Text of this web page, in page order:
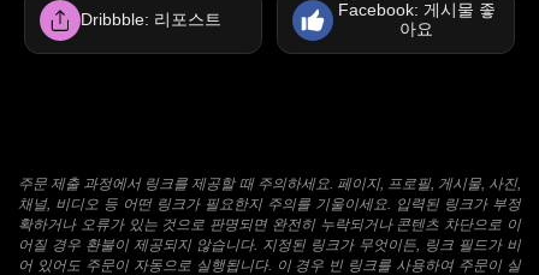
Dribbble: 리포스트
Facebook: 게시물 좋
아요
주문 제출 과정에서 링크를 제공할 때 주의하세요. 페이지, 프로필, 게시물, 사진,
채널, 비디오 등 어떤 링크가 필요한지 주의를 기울이세요. 입력된 링크가 부정
확하거나 오류가 있는 것으로 판명되면 완전히 누락되거나 콘텐츠 차단으로 이
어질 경우 환불이 제공되지 않습니다. 지정된 링크가 무엇이든, 링크 필드가 비
어 있어도 주문이 자동으로 실행됩니다. 이 경우 빈 링크를 사용하여 주문이 실